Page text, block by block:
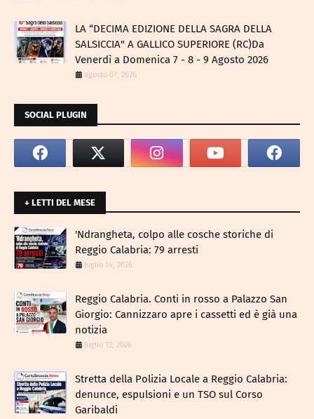
LA “DECIMA EDIZIONE DELLA SAGRA DELLA
SALSICCIA" A GALLICO SUPERIORE (RC)Da
Venerdì a Domenica 7 - 8 - 9 Agosto 2026
agosto 07, 2026
SOCIAL PLUGIN
+ LETTI DEL MESE
​'Ndrangheta, colpo alle cosche storiche di
Reggio Calabria: 79 arresti
luglio 14, 2026
Reggio Calabria. Conti in rosso a Palazzo San
Giorgio: Cannizzaro apre i cassetti ed è già una
notizia
luglio 12, 2026
​Stretta della Polizia Locale a Reggio Calabria:
denunce, espulsioni e un TSO sul Corso
Garibaldi